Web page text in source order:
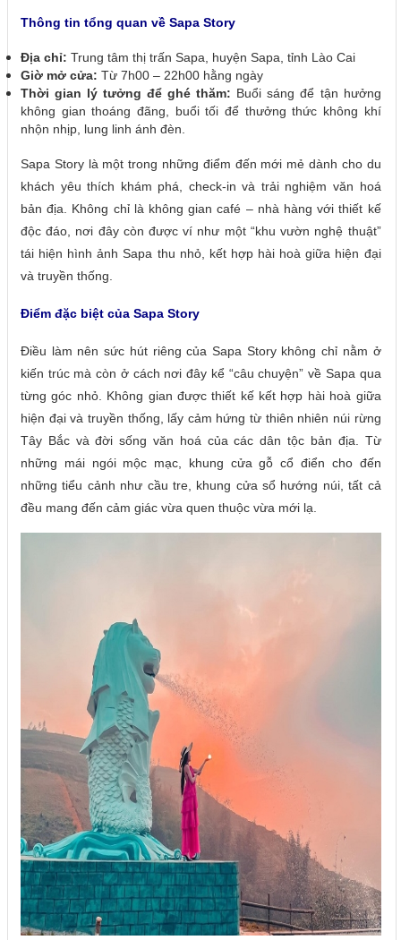
Thông tin tổng quan về Sapa Story
Địa chỉ: Trung tâm thị trấn Sapa, huyện Sapa, tỉnh Lào Cai
Giờ mở cửa: Từ 7h00 – 22h00 hằng ngày
Thời gian lý tưởng để ghé thăm: Buổi sáng để tận hưởng
không gian thoáng đãng, buổi tối để thưởng thức không khí
nhộn nhịp, lung linh ánh đèn.
Sapa Story là một trong những điểm đến mới mẻ dành cho du
khách yêu thích khám phá, check-in và trải nghiệm văn hoá
bản địa. Không chỉ là không gian café – nhà hàng với thiết kế
độc đáo, nơi đây còn được ví như một “khu vườn nghệ thuật”
tái hiện hình ảnh Sapa thu nhỏ, kết hợp hài hoà giữa hiện đại
và truyền thống.
Điểm đặc biệt của Sapa Story
Điều làm nên sức hút riêng của Sapa Story không chỉ nằm ở
kiến trúc mà còn ở cách nơi đây kể “câu chuyện” về Sapa qua
từng góc nhỏ. Không gian được thiết kế kết hợp hài hoà giữa
hiện đại và truyền thống, lấy cảm hứng từ thiên nhiên núi rừng
Tây Bắc và đời sống văn hoá của các dân tộc bản địa. Từ
những mái ngói mộc mạc, khung cửa gỗ cổ điển cho đến
những tiểu cảnh như cầu tre, khung cửa sổ hướng núi, tất cả
đều mang đến cảm giác vừa quen thuộc vừa mới lạ.